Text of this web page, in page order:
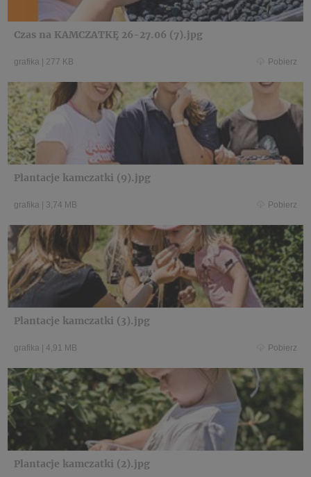
Czas na KAMCZATKĘ 26-27.06 (7).jpg
grafika | 277 KB Pobierz
Plantacje kamczatki (9).jpg
grafika | 3,74 MB Pobierz
Plantacje kamczatki (3).jpg
grafika | 4,91 MB Pobierz
Plantacje kamczatki (2).jpg